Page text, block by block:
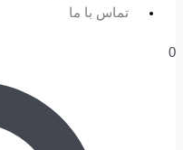
تماس با ما